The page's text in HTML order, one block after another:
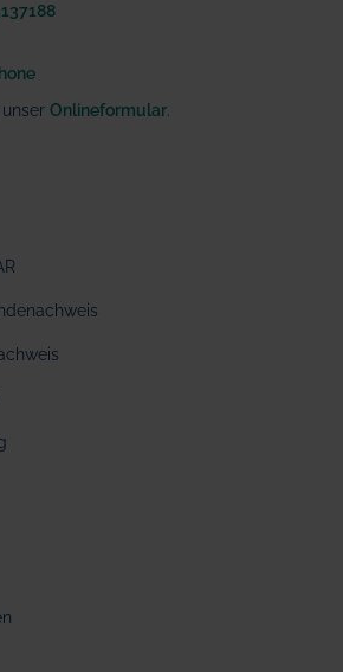
Onlineformular